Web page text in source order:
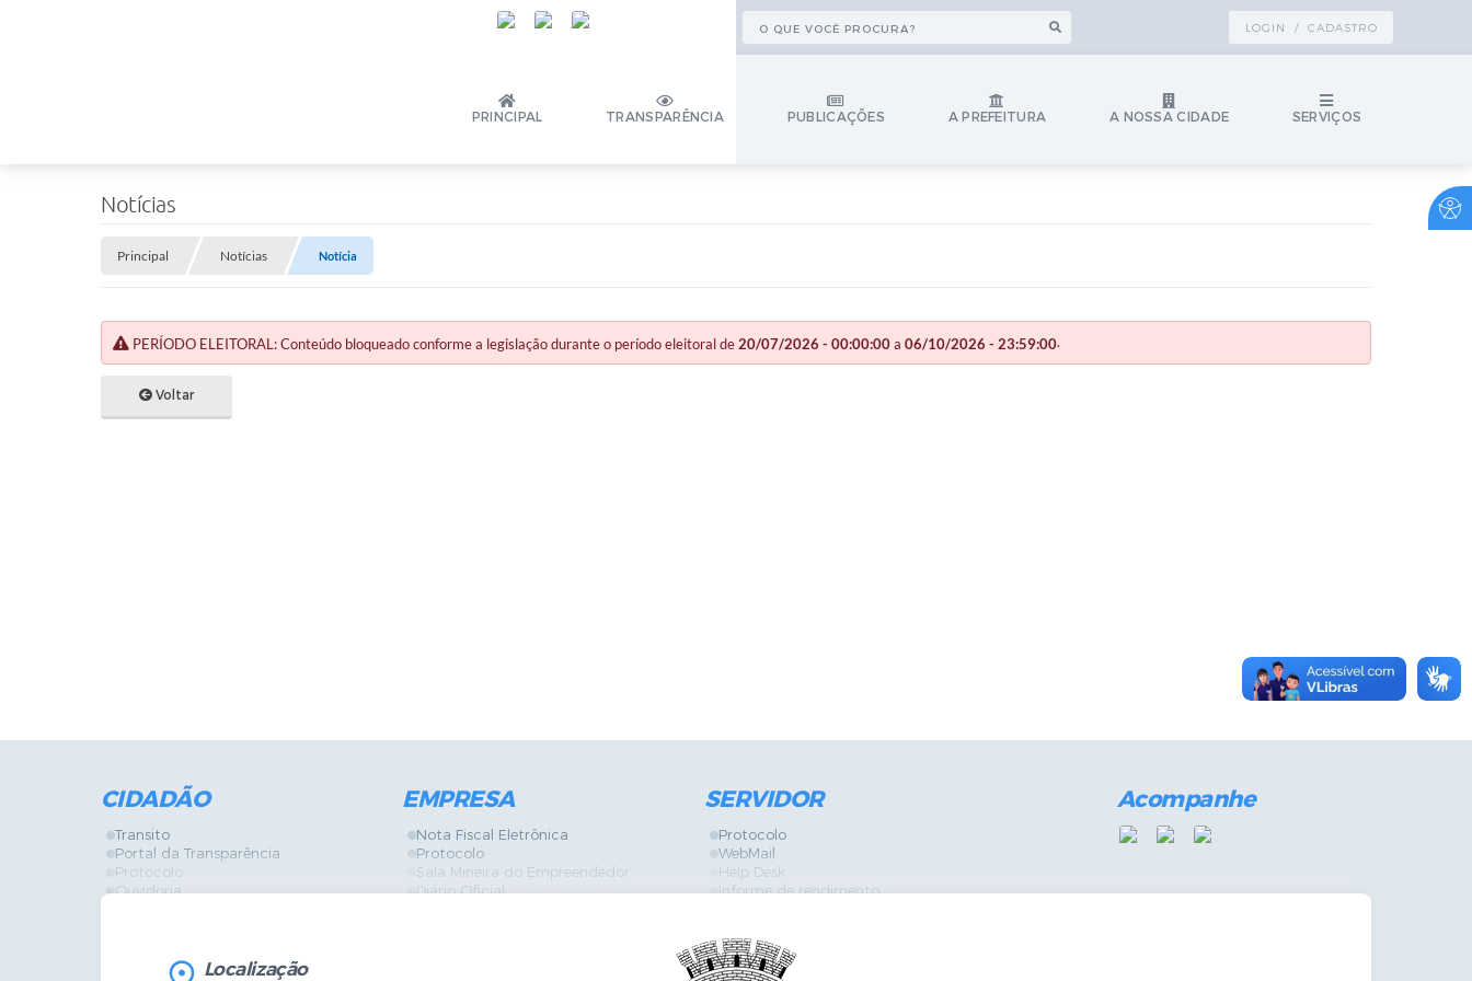
LOGIN / CADASTRO
PRINCIPAL TRANSPARÊNCIA PUBLICAÇÕES A PREFEITURA A NOSSA CIDADE SERVIÇOS
Notícias
Principal Notícias Notícia
PERÍODO ELEITORAL: Conteúdo bloqueado conforme a legislação durante o período eleitoral de20/07/2026 - 00:00:00a 06/10/2026 - 23:59:00.
Voltar
CIDADÃO
Transito
Portal da Transparência
Protocolo
Ouvidoria
Legislação
EMPRESA
Nota Fiscal Eletrônica
Protocolo
Sala Mineira do Empreendedor
Diário Oficial
SERVIDOR
Protocolo
WebMail
Help Desk
Informe de rendimento
GPI
Diário Oficial
Acompanhe
Localização